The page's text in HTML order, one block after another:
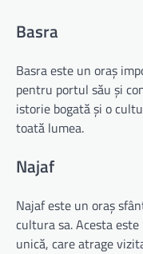
Basra
Basra este un oraș
pentru portul său și
istorie bogată și o
toată lumea.
Najaf
Najaf este un oraș
cultura sa. Acesta
unică, care atrage